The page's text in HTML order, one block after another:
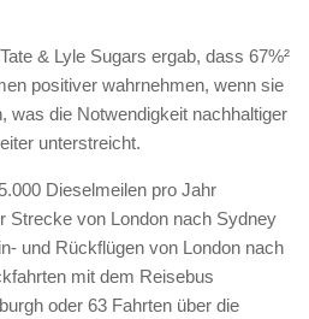
& Lyle Sugars ergab, dass 67%²
positiver wahrnehmen, wenn sie
was die Notwendigkeit nachhaltiger
unterstreicht.
Dieselmeilen pro Jahr
Strecke von London nach Sydney
und Rückflügen von London nach
mit dem Reisebus
oder 63 Fahrten über die